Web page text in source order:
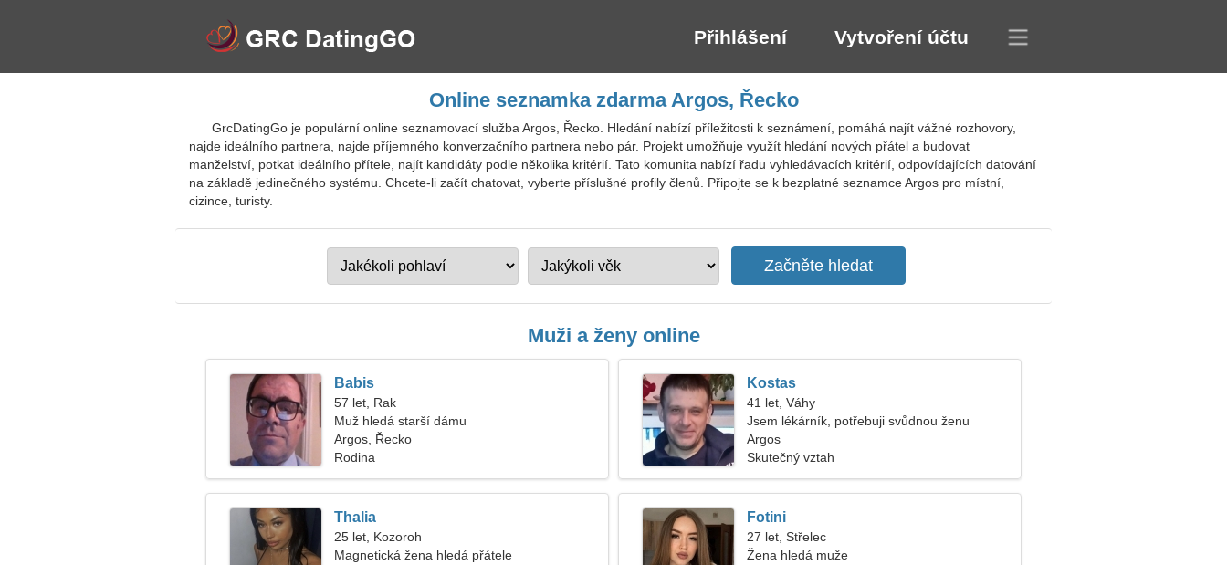
Přihlášení Vytvoření účtu
Online seznamka zdarma Argos, Řecko
GrcDatingGo je populární online seznamovací služba Argos, Řecko. Hledání nabízí příležitosti k seznámení, pomáhá najít vážné rozhovory,
najde ideálního partnera, najde příjemného konverzačního partnera nebo pár. Projekt umožňuje využít hledání nových přátel a budovat
manželství, potkat ideálního přítele, najít kandidáty podle několika kritérií. Tato komunita nabízí řadu vyhledávacích kritérií, odpovídajících datování
na základě jedinečného systému. Chcete-li začít chatovat, vyberte příslušné profily členů. Připojte se k bezplatné seznamce Argos pro místní,
cizince, turisty.
Muži a ženy online
Babis
57 let, Rak
Muž hledá starší dámu
Argos, Řecko
Rodina
Kostas
41 let, Váhy
Jsem lékárník, potřebuji svůdnou ženu
Argos
Skutečný vztah
Thalia
25 let, Kozoroh
Magnetická žena hledá přátele
Fotini
27 let, Střelec
Žena hledá muže